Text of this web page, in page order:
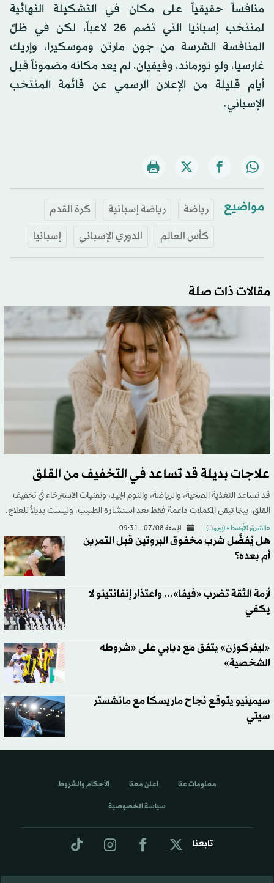
منافساً حقيقياً على مكان في التشكيلة النهائية
لمنتخب إسبانيا التي تضم 26 لاعباً، لكن في ظلِّ
المنافسة الشرسة من جون مارتن وموسكيرا، وإريك
غارسيا، ولو نورماند، وفيفيان، لم يعد مكانه مضموناً قبل
أيام قليلة من الإعلان الرسمي عن قائمة المنتخب
الإسباني.
مواضيع رياضة رياضة إسبانية
كرة القدم
كأس العالم
الدوري الإسباني إسبانيا
مقالات ذات صلة
علاجات بديلة قد تساعد في التخفيف من القلق
قد تساعد التغذية الصحية، والرياضة، والنوم الجيد، وتقنيات الاسترخاء في تخفيف
القلق، بينما تبقى المكملات داعمة فقط بعد استشارة الطبيب، وليست بديلاً للعلاج.
«الشرق الأوسط» (بيروت) الجمعة 07/08 - 09:31
هل يُفضَّل شرب مخفوق البروتين قبل التمرين
أم بعده؟
أزمة الثقة تضرب «فيفا»... واعتذار إنفانتينو لا
يكفي
«ليفركوزن» يتفق مع ديابي على «شروطه
الشخصية»
سيمينيو يتوقع نجاح ماريسكا مع مانشستر
سيتي
تابعنا
معلومات عنا اعلن معنا الأحكام والشروط
سياسة الخصوصية